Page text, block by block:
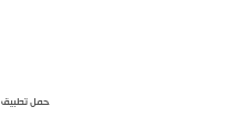
حمل تطبيق newspoots